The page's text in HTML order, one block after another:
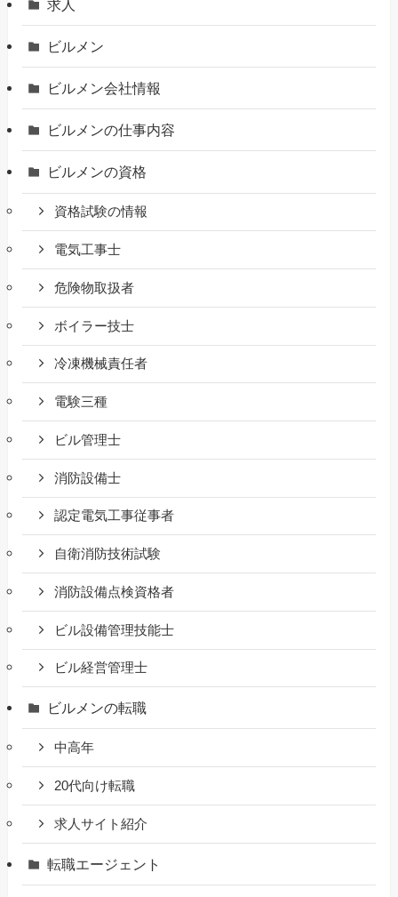
求人
ビルメン
ビルメン会社情報
ビルメンの仕事内容
ビルメンの資格
資格試験の情報
電気工事士
危険物取扱者
ボイラー技士
冷凍機械責任者
電験三種
ビル管理士
消防設備士
認定電気工事従事者
自衛消防技術試験
消防設備点検資格者
ビル設備管理技能士
ビル経営管理士
ビルメンの転職
中高年
20代向け転職
求人サイト紹介
転職エージェント